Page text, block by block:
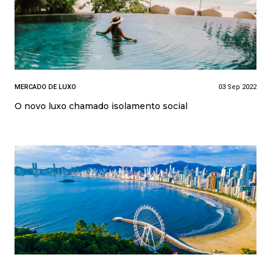
MERCADO DE LUXO 03 Sep 2022
O novo luxo chamado isolamento social